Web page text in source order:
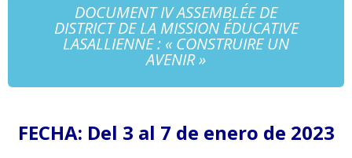
DOCUMENT IV ASSEMBLÉE DE
DISTRICT DE LA MISSION ÉDUCATIVE
LASALLIENNE : « CONSTRUIRE UN
AVENIR »
FECHA: Del 3 al 7 de enero de 2023